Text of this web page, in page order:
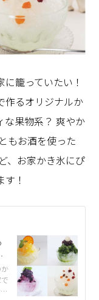
籠っていたい！
作るオリジナルか
な果物系？ 爽やか
もお酒を使った
、お家かき氷にぴ
す！